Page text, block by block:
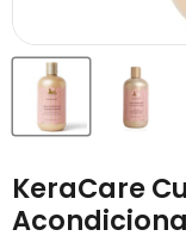
KeraCare